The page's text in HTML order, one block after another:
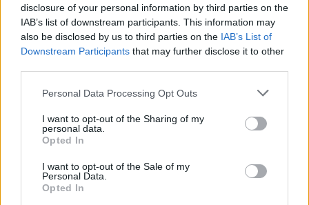
disclosure of your personal information by third parties on the
IAB’s list of downstream participants. This information may
also be disclosed by us to third parties on the IAB’s List of
Downstream Participants that may further disclose it to other
Please note that this website/app uses one or more Google
not limited to your visit or usage behaviour. You may click to
grant or deny consent to Google and its third-party tags to
use your data for below specified purposes in below Google
consent section.
Personal Data Processing Opt Outs
I want to opt-out of the Sharing of my
personal data.
Opted In
I want to opt-out of the Sale of my
Personal Data.
Opted In
Szőcs Géza a pécsi Janus Pannonius Múzeum (JPM)
Csontváry Múzeumában rendezett esemény helyszínére
utalva azt mondta, hogy talán az eddigi díjazottak közül
egyik alkotó világa sem állt olyan közel Csontváry Kosztka
Tivadaréhoz, mint Yang Liané, „hiszen az érzelmeken és
mindkettőjük művészetében”